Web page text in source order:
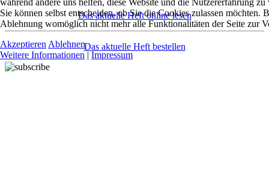
Das aktuelle Heft online lesen
Das aktuelle Heft bestellen
Sie können selbst entscheiden, ob Sie die Cookies zulassen möchten.
Ablehnung womöglich nicht mehr alle Funktionalitäten der Seite zur
Akzeptieren Ablehnen
Weitere Informationen | Impressum